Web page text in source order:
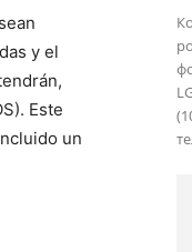
y el
Este
un